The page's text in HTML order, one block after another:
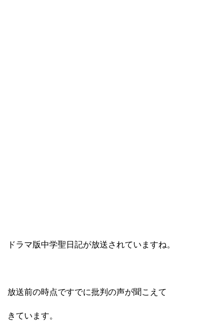
ドラマ版中学聖日記が放送されていますね。
放送前の時点ですでに批判の声が聞こえて
きています。